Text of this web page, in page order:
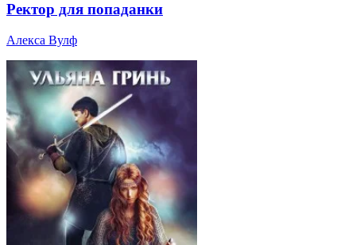
Ректор для попаданки
Алекса Вулф